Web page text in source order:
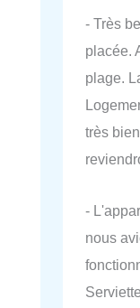
- Très
placée.
plage.
très
-
nous